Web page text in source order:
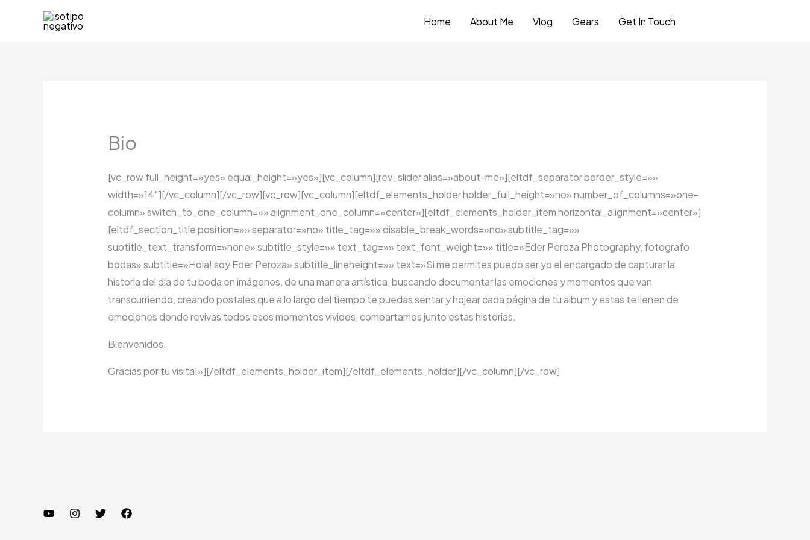
Home About Me Vlog Gears Get In Touch
Bio
[vc_row full_height=»yes» equal_height=»yes»][vc_column][rev_slider alias=»about-me»][eltdf_separator border_style=»»
width=»14″][/vc_column][/vc_row][vc_row][vc_column][eltdf_elements_holder holder_full_height=»no» number_of_columns=»one-
column» switch_to_one_column=»» alignment_one_column=»center»][eltdf_elements_holder_item horizontal_alignment=»center»]
[eltdf_section_title position=»» separator=»no» title_tag=»» disable_break_words=»no» subtitle_tag=»»
subtitle_text_transform=»none» subtitle_style=»» text_tag=»» text_font_weight=»» title=»Eder Peroza Photography, fotografo
bodas» subtitle=»Hola! soy Eder Peroza» subtitle_lineheight=»» text=»Si me permites puedo ser yo el encargado de capturar la
historia del dia de tu boda en imágenes, de una manera artística, buscando documentar las emociones y momentos que van
transcurriendo, creando postales que a lo largo del tiempo te puedas sentar y hojear cada página de tu album y estas te llenen de
emociones donde revivas todos esos momentos vividos, compartamos junto estas historias.
Bienvenidos.
Gracias por tu visita!»][/eltdf_elements_holder_item][/eltdf_elements_holder][/vc_column][/vc_row]